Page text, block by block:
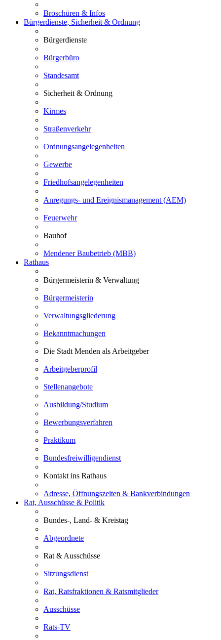
Broschüren & Infos
Bürgerdienste, Sicherheit & Ordnung
Bürgerdienste
Bürgerbüro
Standesamt
Sicherheit & Ordnung
Kirmes
Straßenverkehr
Ordnungsangelegenheiten
Gewerbe
Friedhofsangelegenheiten
Anregungs- und Ereignismanagement (AEM)
Feuerwehr
Bauhof
Mendener Baubetrieb (MBB)
Rathaus
Bürgermeisterin & Verwaltung
Bürgermeisterin
Verwaltungsgliederung
Bekanntmachungen
Die Stadt Menden als Arbeitgeber
Arbeitgeberprofil
Stellenangebote
Ausbildung/Studium
Bewerbungsverfahren
Praktikum
Bundesfreiwilligendienst
Kontakt ins Rathaus
Adresse, Öffnungszeiten & Bankverbindungen
Rat, Ausschüsse & Politik
Bundes-, Land- & Kreistag
Abgeordnete
Rat & Ausschüsse
Sitzungsdienst
Rat, Ratsfraktionen & Ratsmitglieder
Ausschüsse
Rats-TV